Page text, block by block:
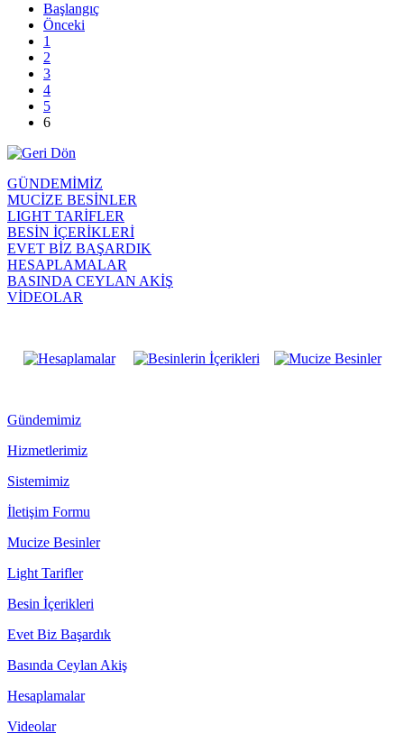
Başlangıç
Önceki
1
2
3
4
5
6
GÜNDEMİMİZ
MUCİZE BESİNLER
LIGHT TARİFLER
BESİN İÇERİKLERİ
EVET BİZ BAŞARDIK
HESAPLAMALAR
BASINDA CEYLAN AKİŞ
VİDEOLAR
Gündemimiz
Hizmetlerimiz
Sistemimiz
İletişim Formu
Mucize Besinler
Light Tarifler
Besin İçerikleri
Evet Biz Başardık
Basında Ceylan Akiş
Hesaplamalar
Videolar